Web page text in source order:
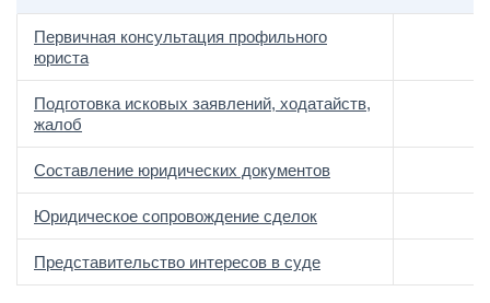
Первичная консультация профильного
юриста
Подготовка исковых заявлений, ходатайств,
жалоб
Составление юридических документов
Юридическое сопровождение сделок
Представительство интересов в суде